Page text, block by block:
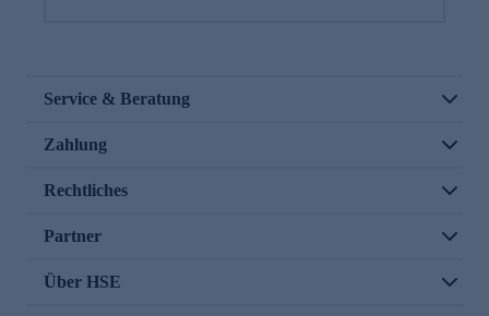
Service & Beratung
Zahlung
Rechtliches
Partner
Über HSE